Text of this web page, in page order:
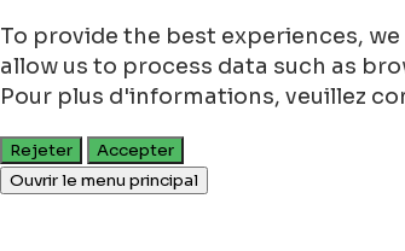
To provide the best experiences,
allow us to process data such as
Pour plus d'informations, veuillez
Rejeter
Accepter
Ouvrir le menu principal